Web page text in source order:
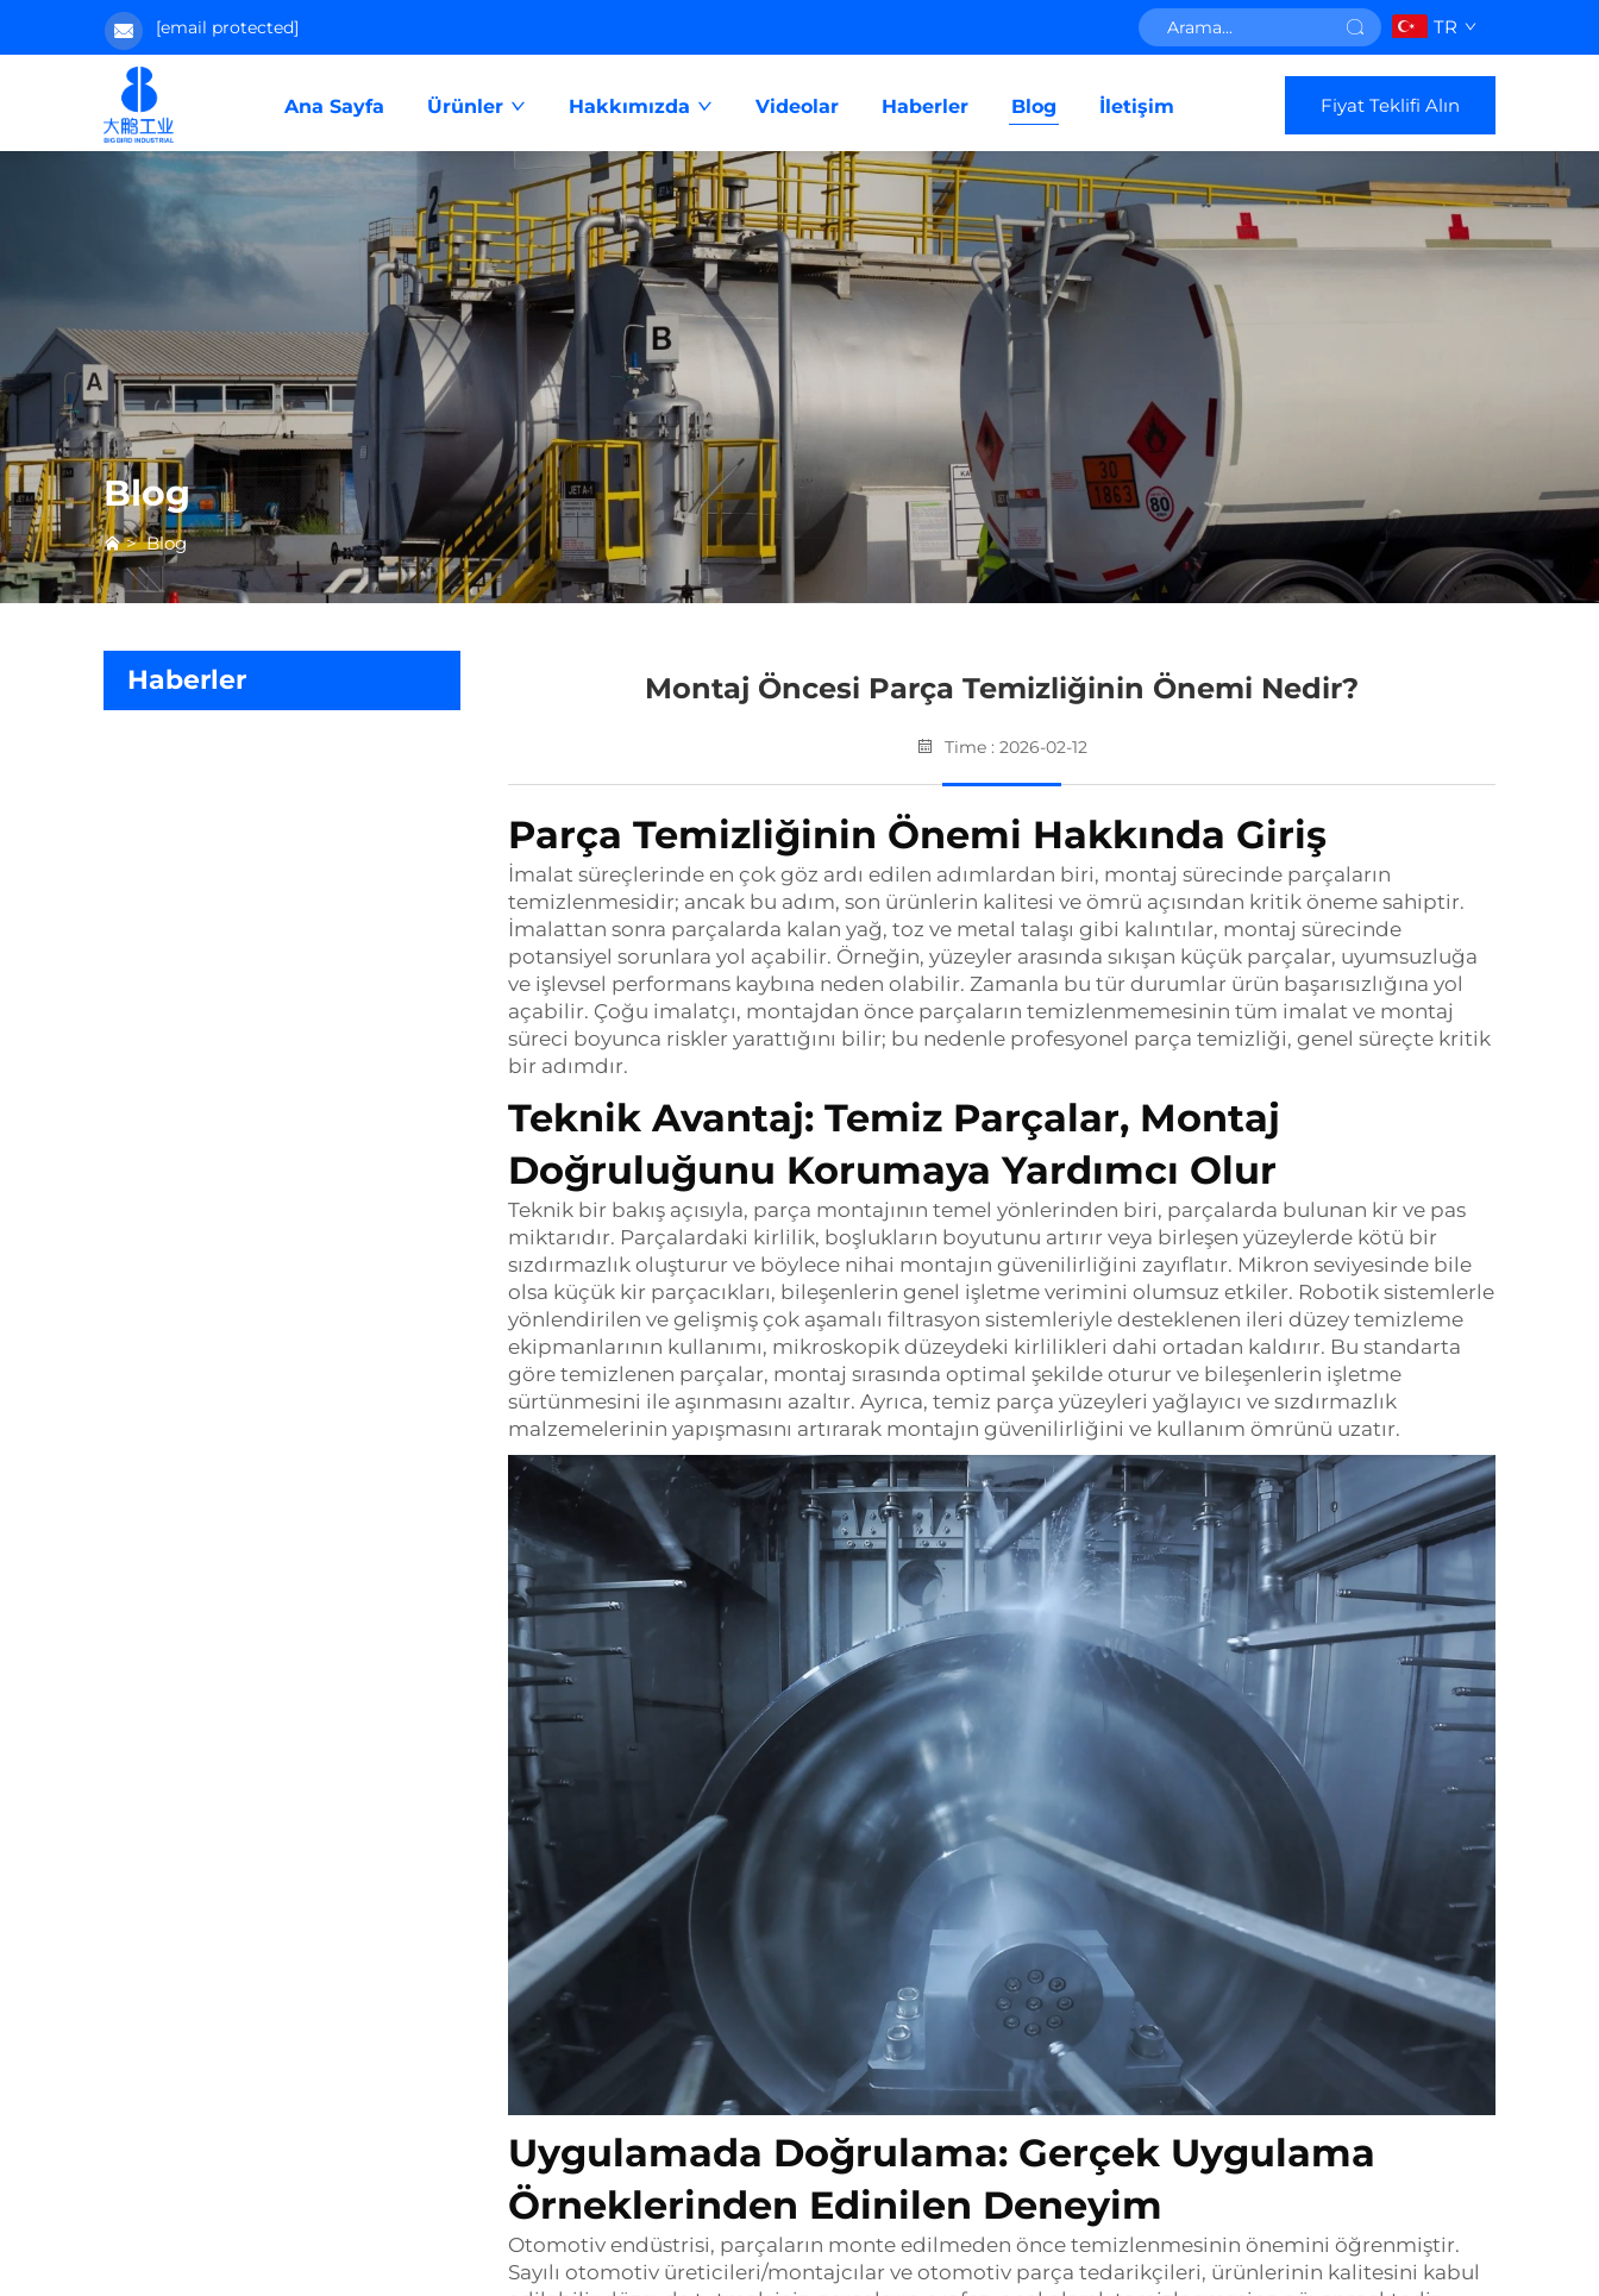
[email protected] TR
Ana Sayfa Ürünler Hakkımızda Videolar Haberler Blog İletişim Fiyat Teklifi Alın
Blog
>Blog
Haberler Montaj Öncesi Parça Temizliğinin Önemi Nedir?
Time : 2026-02-12
Parça Temizliğinin Önemi Hakkında Giriş
İmalat süreçlerinde en çok göz ardı edilen adımlardan biri, montaj sürecinde parçaların
temizlenmesidir; ancak bu adım, son ürünlerin kalitesi ve ömrü açısından kritik öneme sahiptir.
İmalattan sonra parçalarda kalan yağ, toz ve metal talaşı gibi kalıntılar, montaj sürecinde
potansiyel sorunlara yol açabilir. Örneğin, yüzeyler arasında sıkışan küçük parçalar, uyumsuzluğa
ve işlevsel performans kaybına neden olabilir. Zamanla bu tür durumlar ürün başarısızlığına yol
açabilir. Çoğu imalatçı, montajdan önce parçaların temizlenmemesinin tüm imalat ve montaj
süreci boyunca riskler yarattığını bilir; bu nedenle profesyonel parça temizliği, genel süreçte kritik
bir adımdır.
Teknik Avantaj: Temiz Parçalar, Montaj
Doğruluğunu Korumaya Yardımcı Olur
Teknik bir bakış açısıyla, parça montajının temel yönlerinden biri, parçalarda bulunan kir ve pas
miktarıdır. Parçalardaki kirlilik, boşlukların boyutunu artırır veya birleşen yüzeylerde kötü bir
sızdırmazlık oluşturur ve böylece nihai montajın güvenilirliğini zayıflatır. Mikron seviyesinde bile
olsa küçük kir parçacıkları, bileşenlerin genel işletme verimini olumsuz etkiler. Robotik sistemlerle
yönlendirilen ve gelişmiş çok aşamalı filtrasyon sistemleriyle desteklenen ileri düzey temizleme
ekipmanlarının kullanımı, mikroskopik düzeydeki kirlilikleri dahi ortadan kaldırır. Bu standarta
göre temizlenen parçalar, montaj sırasında optimal şekilde oturur ve bileşenlerin işletme
sürtünmesini ile aşınmasını azaltır. Ayrıca, temiz parça yüzeyleri yağlayıcı ve sızdırmazlık
malzemelerinin yapışmasını artırarak montajın güvenilirliğini ve kullanım ömrünü uzatır.
Uygulamada Doğrulama: Gerçek Uygulama
Örneklerinden Edinilen Deneyim
Otomotiv endüstrisi, parçaların monte edilmeden önce temizlenmesinin önemini öğrenmiştir.
Sayılı otomotiv üreticileri/montajcılar ve otomotiv parça tedarikçileri, ürünlerinin kalitesini kabul